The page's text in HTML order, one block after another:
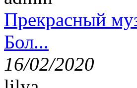
Прекрасный
Бол...
16/02/2020